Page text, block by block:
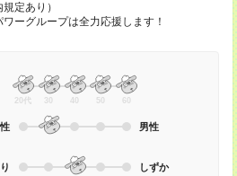
定あり）
ーグループは全力応援します！
20代 30 40 50 60
男性
しずか